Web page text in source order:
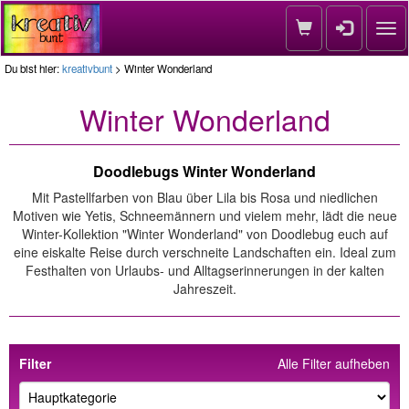
Du bist hier:kreativbunt > Winter Wonderland
Winter Wonderland
Doodlebugs Winter Wonderland
Mit Pastellfarben von Blau über Lila bis Rosa und niedlichen
Motiven wie Yetis, Schneemännern und vielem mehr, lädt die neue
Winter-Kollektion "Winter Wonderland" von Doodlebug euch auf
eine eiskalte Reise durch verschneite Landschaften ein. Ideal zum
Festhalten von Urlaubs- und Alltagserinnerungen in der kalten
Jahreszeit.
Alle Filter aufheben
Filter